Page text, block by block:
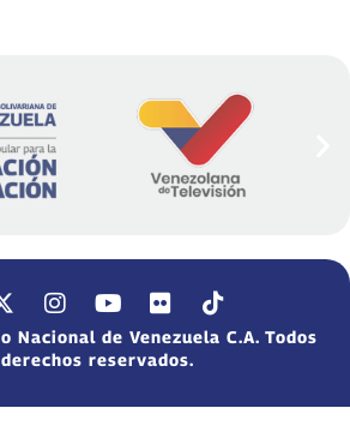
Nacional de Venezuela C.A. Todos
reservados.